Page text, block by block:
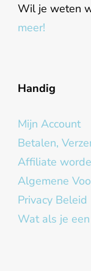
Wil je weten
meer!
Handig
Mijn Account
Betalen,
Affiliate
Algemene
Privacy Beleid
Wat als je